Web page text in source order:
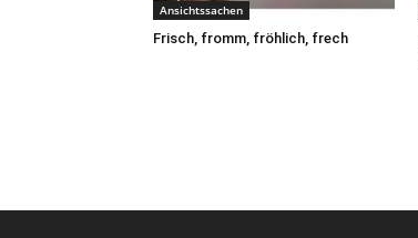
Ansichtssachen
Frisch, fromm, fröhlich, frech